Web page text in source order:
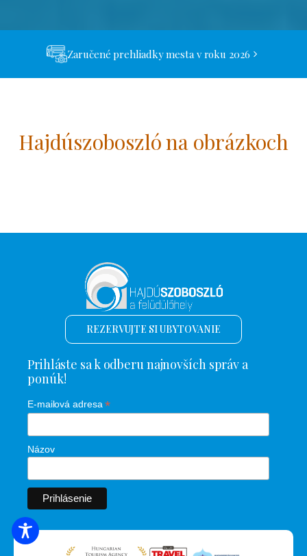
Zaručené prehliadky mesta v roku 2026
Hajdúszoboszló na obrázkoch
REZERVUJTE SI UBYTOVANIE
Prihláste sa k odberu najnovších správ a
ponúk!
E-mailová adresa*
Názov